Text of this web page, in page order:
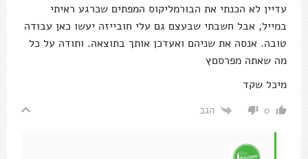
עדיין לא הכנתי את הבורמליקוס המפתים שכרגע ראיתי
במייל, אבל חשבתי שבעצם גם עלי חובייזה יעשו כאן עבודה
טובה. אנסה את שניהם ואעדכן אותך בתוצאה. ותודה על כל
מה שאתה מפרסםץ
מיכל שקד
0 הגב